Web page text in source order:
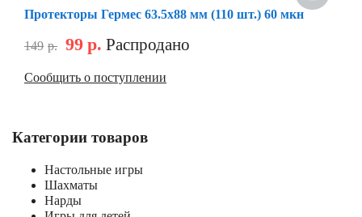
Протекторы Гермес 63.5х88 мм (110 шт.) 60 мкн
149 р. 99 р. Распродано
Сообщить о поступлении
Категории товаров
Настольные игры
Шахматы
Нарды